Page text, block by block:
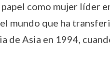
papel como mujer líder
mundo que ha
de Asia en 1994,